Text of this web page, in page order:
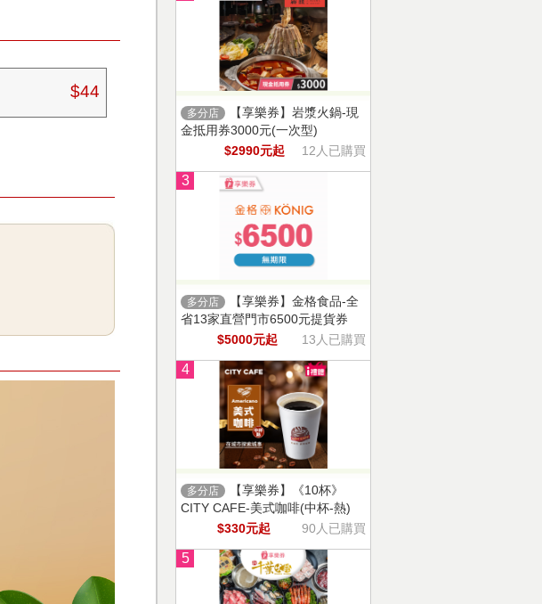
$44
多分店
【享樂券】岩漿火鍋-現
金抵用券3000元(一次型)
$2990元起
12人已購買
3
多分店
【享樂券】金格食品-全
省13家直營門市6500元提貨券
$5000元起
13人已購買
4
多分店
【享樂券】《10杯》
CITY CAFE-美式咖啡(中杯-熱)
$330元起
90人已購買
5